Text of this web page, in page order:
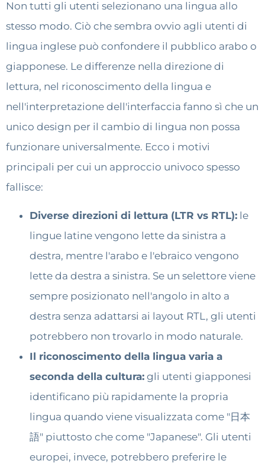
Non tutti gli utenti selezionano una lingua allo
stesso modo. Ciò che sembra ovvio agli utenti di
lingua inglese può confondere il pubblico arabo o
giapponese. Le differenze nella direzione di
lettura, nel riconoscimento della lingua e
nell'interpretazione dell'interfaccia fanno sì che un
unico design per il cambio di lingua non possa
funzionare universalmente. Ecco i motivi
principali per cui un approccio univoco spesso
fallisce:
Diverse direzioni di lettura (LTR vs RTL): le
lingue latine vengono lette da sinistra a
destra, mentre l'arabo e l'ebraico vengono
lette da destra a sinistra. Se un selettore viene
sempre posizionato nell'angolo in alto a
destra senza adattarsi ai layout RTL, gli utenti
potrebbero non trovarlo in modo naturale.
Il riconoscimento della lingua varia a
seconda della cultura: gli utenti giapponesi
identificano più rapidamente la propria
lingua quando viene visualizzata come "日本
語" piuttosto che come "Japanese". Gli utenti
europei, invece, potrebbero preferire le